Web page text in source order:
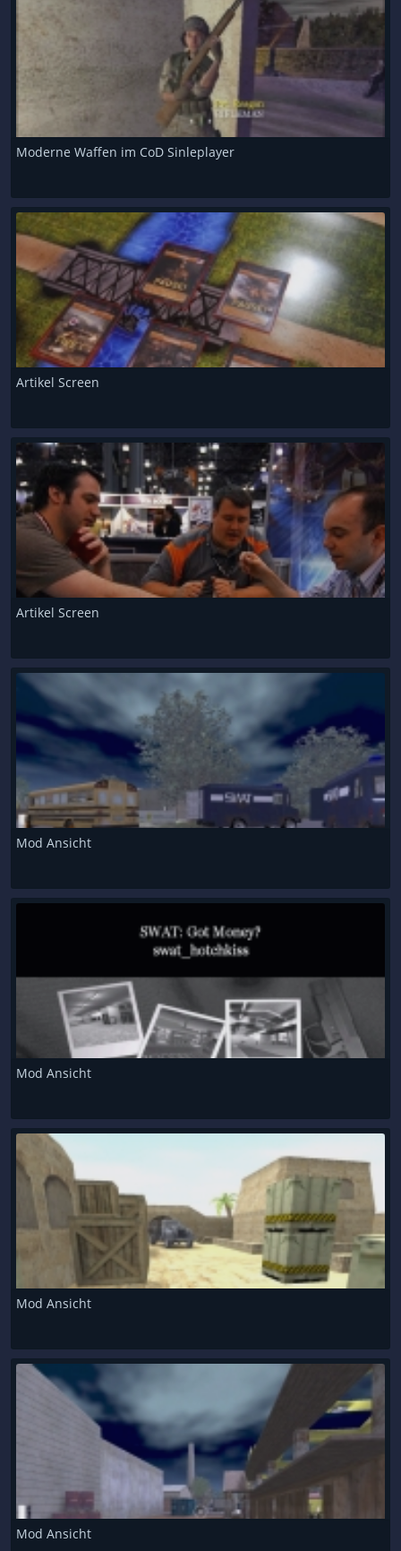
Moderne Waffen im CoD Sinleplayer
Artikel Screen
Artikel Screen
Mod Ansicht
Mod Ansicht
Mod Ansicht
Mod Ansicht